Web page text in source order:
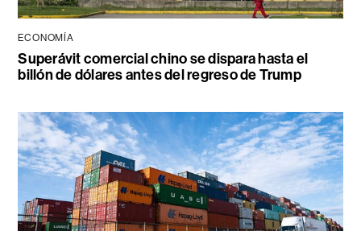
ECONOMÍA
Superávit comercial chino se dispara hasta el
billón de dólares antes del regreso de Trump